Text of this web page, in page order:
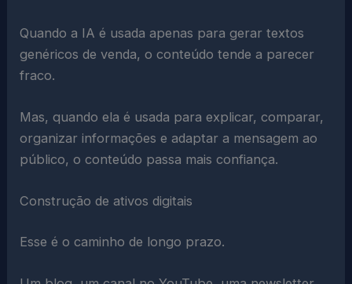
Quando a IA é usada apenas para gerar textos
genéricos de venda, o conteúdo tende a parecer
fraco.
Mas, quando ela é usada para explicar, comparar,
organizar informações e adaptar a mensagem ao
público, o conteúdo passa mais confiança.
Construção de ativos digitais
Esse é o caminho de longo prazo.